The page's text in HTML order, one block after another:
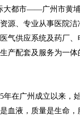
大都市——广州市黄
源、专业从事医院洁
气供应系统及药厂、
产配套及服务为一体
在广州成立以来，
血液，质量是生命，